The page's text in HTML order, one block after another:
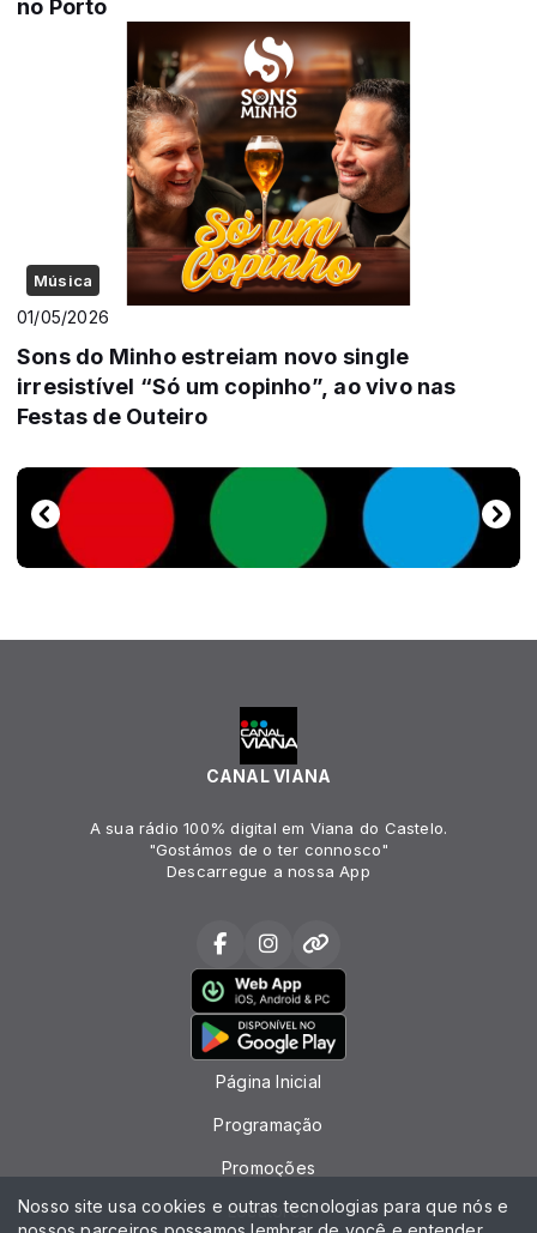
no Porto
Música
01/05/2026
Sons do Minho estreiam novo single
irresistível “Só um copinho”, ao vivo nas
Festas de Outeiro
CANAL VIANA
A sua rádio 100% digital em Viana do Castelo.
"Gostámos de o ter connosco"
Descarregue a nossa App
Página Inicial
Programação
Promoções
Locutores
Nosso site usa cookies e outras tecnologias para que nós e